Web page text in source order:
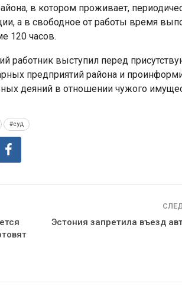
в котором проживает,
а в свободное от работы время
120 часов.
работник выступил перед
предприятий района и
деяний в отношении чужого
#суд
Эстония запретила въезд